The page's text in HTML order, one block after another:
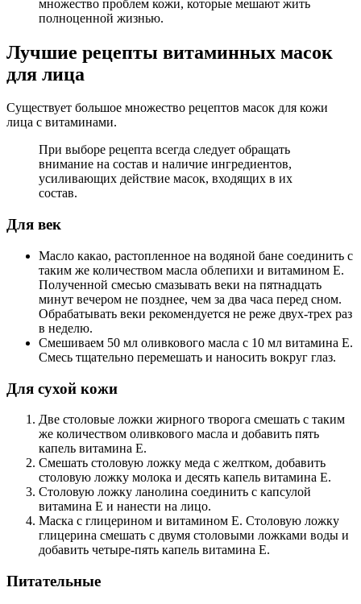
множество проблем кожи, которые мешают жить
полноценной жизнью.
Лучшие рецепты витаминных масок
для лица
Существует большое множество рецептов масок для кожи
лица с витаминами.
При выборе рецепта всегда следует обращать
внимание на состав и наличие ингредиентов,
усиливающих действие масок, входящих в их
состав.
Для век
Масло какао, растопленное на водяной бане соединить с
таким же количеством масла облепихи и витамином E.
Полученной смесью смазывать веки на пятнадцать
минут вечером не позднее, чем за два часа перед сном.
Обрабатывать веки рекомендуется не реже двух-трех раз
в неделю.
Смешиваем 50 мл оливкового масла с 10 мл витамина E.
Смесь тщательно перемешать и наносить вокруг глаз.
Для сухой кожи
Две столовые ложки жирного творога смешать с таким
же количеством оливкового масла и добавить пять
капель витамина E.
Смешать столовую ложку меда с желтком, добавить
столовую ложку молока и десять капель витамина E.
Столовую ложку ланолина соединить с капсулой
витамина E и нанести на лицо.
Маска с глицерином и витамином E. Столовую ложку
глицерина смешать с двумя столовыми ложками воды и
добавить четыре-пять капель витамина E.
Питательные